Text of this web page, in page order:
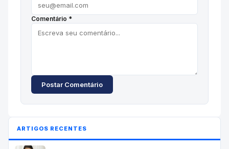
Comentário *
Postar Comentário
ARTIGOS RECENTES